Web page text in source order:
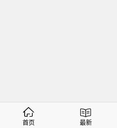
首页 最新